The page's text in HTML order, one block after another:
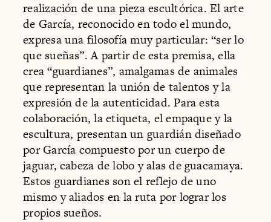
realización de una pieza escultórica. El arte
de García, reconocido en todo el mundo,
expresa una filosofía muy particular: “ser lo
que sueñas”. A partir de esta premisa, ella
crea “guardianes”, amalgamas de animales
que representan la unión de talentos y la
expresión de la autenticidad. Para esta
colaboración, la etiqueta, el empaque y la
escultura, presentan un guardián diseñado
por García compuesto por un cuerpo de
jaguar, cabeza de lobo y alas de guacamaya.
Estos guardianes son el reflejo de uno
mismo y aliados en la ruta por lograr los
propios sueños.